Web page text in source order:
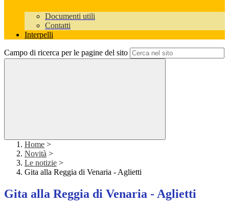
Documenti utili
Contatti
Interpelli
Campo di ricerca per le pagine del sito
Home >
Novità >
Le notizie >
Gita alla Reggia di Venaria - Aglietti
Gita alla Reggia di Venaria - Aglietti